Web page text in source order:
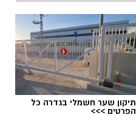
תיקון שער חשמלי בגדרה כל
הפרטים >>>